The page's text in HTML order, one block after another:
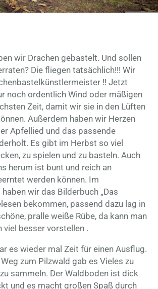
wir Drachen gebastelt. Und sollen
Die fliegen tatsächlich!!! Wir
!! Jetzt
noch ordentlich Wind oder mäßigen
Zeit, damit wir sie in den Lüften
Außerdem haben wir Herzen
Apfellied und das passende
Es gibt im Herbst so viel
zu spielen und zu basteln. Auch
herum ist bunt und reich an
werden können. Im
wir das Bilderbuch „Das
bekommen, passend dazu lag in
pralle weiße Rübe, da kann man
viel besser vorstellen .
es wieder mal Zeit für einen Ausflug.
zum Pilzwald gab es Vieles zu
sammeln. Der Waldboden ist dick
und es macht großen Spaß durch